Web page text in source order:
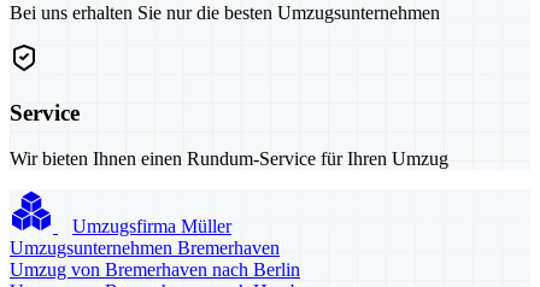
Bei uns erhalten Sie nur die besten Umzugsunternehmen
Service
Wir bieten Ihnen einen Rundum-Service für Ihren Umzug
Umzugsfirma Müller
Umzugsunternehmen Bremerhaven
Umzug von Bremerhaven nach Berlin